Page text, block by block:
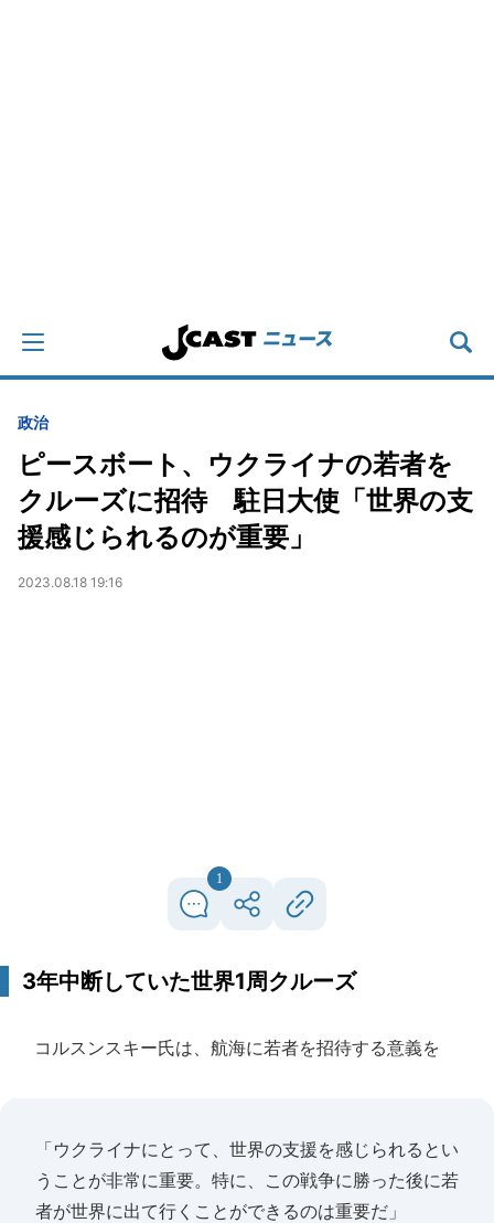
政治
ピースボート、ウクライナの若者を
クルーズに招待 駐日大使「世界の支
援感じられるのが重要」
2023.08.18 19:16
1
3年中断していた世界1周クルーズ
コルスンスキー氏は、航海に若者を招待する意義を
「ウクライナにとって、世界の支援を感じられるとい
うことが非常に重要。特に、この戦争に勝った後に若
者が世界に出て行くことができるのは重要だ」